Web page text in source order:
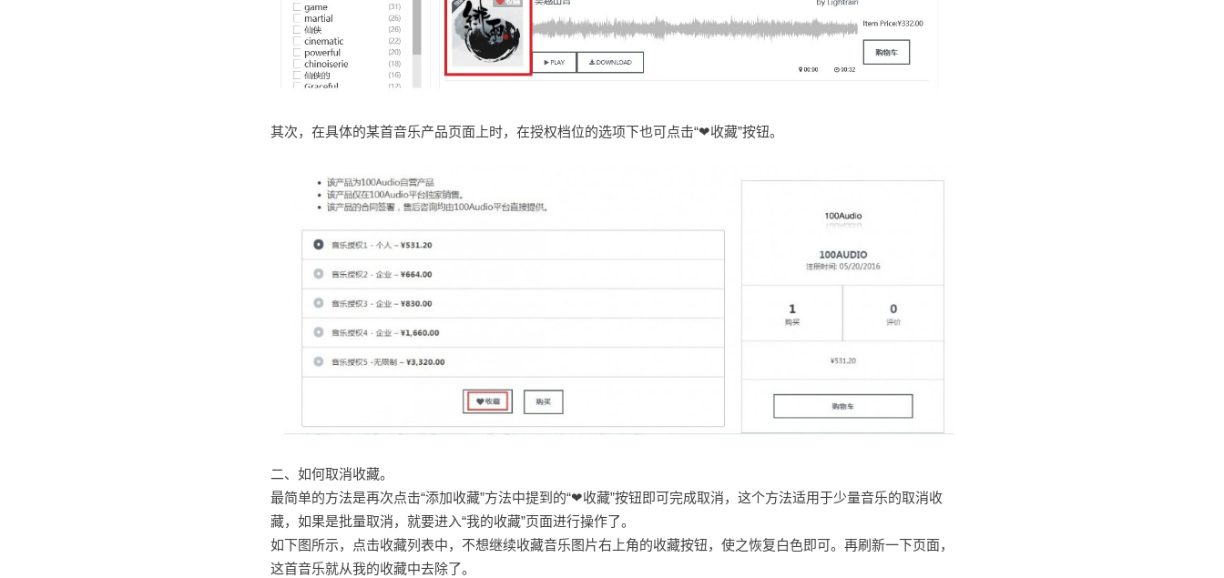
其次，在具体的某首音乐产品页面上时，在授权档位的选项下也可点击“❤收藏”按钮。
二、如何取消收藏。
最简单的方法是再次点击“添加收藏”方法中提到的“❤收藏”按钮即可完成取消，这个方法适用于少量音乐的取消收
藏，如果是批量取消，就要进入“我的收藏”页面进行操作了。
如下图所示，点击收藏列表中，不想继续收藏音乐图片右上角的收藏按钮，使之恢复白色即可。再刷新一下页面，
这首音乐就从我的收藏中去除了。